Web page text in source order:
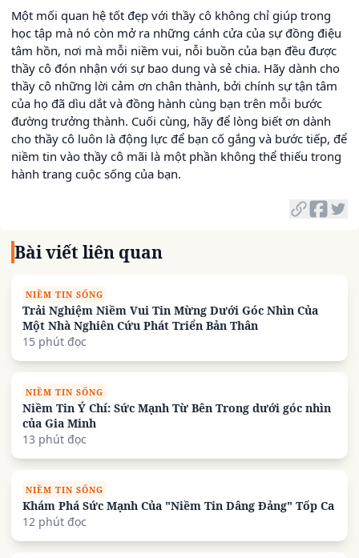
Một mối quan hệ tốt đẹp với thầy cô không chỉ giúp trong
học tập mà nó còn mở ra những cánh cửa của sự đồng điệu
tâm hồn, nơi mà mỗi niềm vui, nỗi buồn của bạn đều được
thầy cô đón nhận với sự bao dung và sẻ chia. Hãy dành cho
thầy cô những lời cảm ơn chân thành, bởi chính sự tận tâm
của họ đã dìu dắt và đồng hành cùng bạn trên mỗi bước
đường trưởng thành. Cuối cùng, hãy để lòng biết ơn dành
cho thầy cô luôn là động lực để bạn cố gắng và bước tiếp, để
niềm tin vào thầy cô mãi là một phần không thể thiếu trong
hành trang cuộc sống của bạn.
Bài viết liên quan
NIỀM TIN SỐNG
Trải Nghiệm Niềm Vui Tin Mừng Dưới Góc Nhìn Của
Một Nhà Nghiên Cứu Phát Triển Bản Thân
15 phút đọc
NIỀM TIN SỐNG
Niềm Tin Ý Chí: Sức Mạnh Từ Bên Trong dưới góc nhìn
của Gia Minh
13 phút đọc
NIỀM TIN SỐNG
Khám Phá Sức Mạnh Của "Niềm Tin Dâng Đảng" Tốp Ca
12 phút đọc